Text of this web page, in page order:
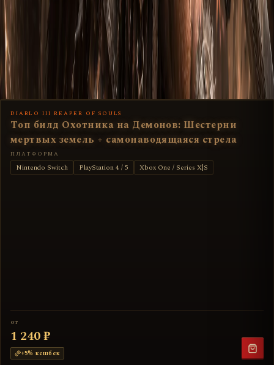
Магазин
Топ предметов и сборок дляDiablo
III: Reaper of Souls
В каталог
DIABLO III REAPER OF SOULS
Топ билд Охотника на Демонов: Шестерни
мертвых земель + самонаводящаяся стрела
ПЛАТФОРМА
Nintendo Switch PlayStation 4 / 5 Xbox One / Series X|S
от
1 240 ₽
+5% кешбек